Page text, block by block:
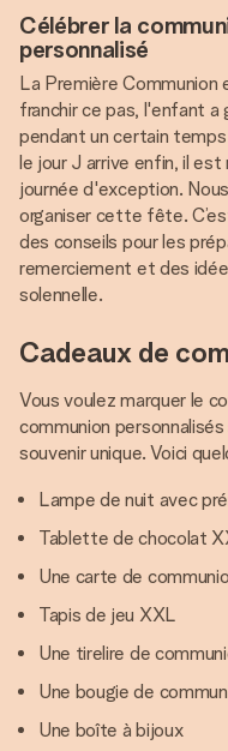
Célébrer la
personnalisé
La Première
franchir ce pas, l'enfant a
pendant un certain
le jour J arrive enfin, il
journée d'exception.
organiser cette fête.
des conseils pour les
remerciement et des
solennelle.
Cadeaux de
Vous voulez marquer le
communion
souvenir unique. Voici
Lampe de nuit avec
Tablette de chocolat
Une carte de
Tapis de jeu XXL
Une tirelire de
Une bougie de
Une boîte à bijoux